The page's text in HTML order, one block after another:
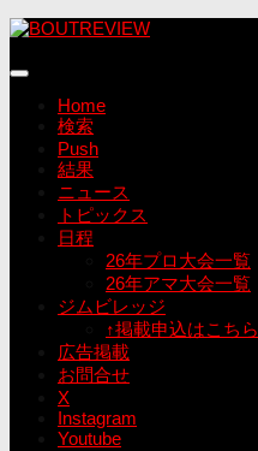
コ
テ
Home
検索
Push
結果
ニュース
トピックス
日程
26年プロ大会一覧
26年アマ大会一覧
ジムビレッジ
↑掲載申込はこちら
広告掲載
お問合せ
X
Instagram
Youtube